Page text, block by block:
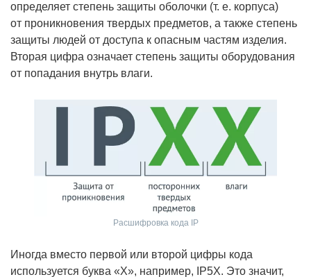
определяет степень защиты оболочки (т. е. корпуса)
от проникновения твердых предметов, а также степень
защиты людей от доступа к опасным частям изделия.
Вторая цифра означает степень защиты оборудования
от попадания внутрь влаги.
Расшифровка кода IP
Иногда вместо первой или второй цифры кода
используется буква «X», например, IP5X. Это значит,